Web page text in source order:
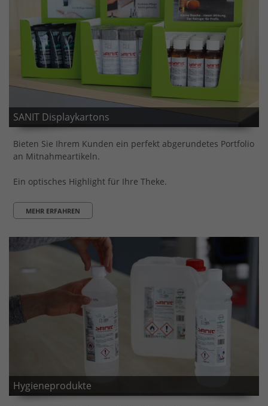
SANIT Displaykartons
Bieten Sie Ihrem Kunden ein perfekt abgerundetes Portfolio
an Mitnahmeartikeln.
Ein optisches Highlight für Ihre Theke.
MEHR ERFAHREN
Hygieneprodukte